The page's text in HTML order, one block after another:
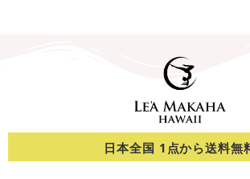
日本全国 1点から送料無